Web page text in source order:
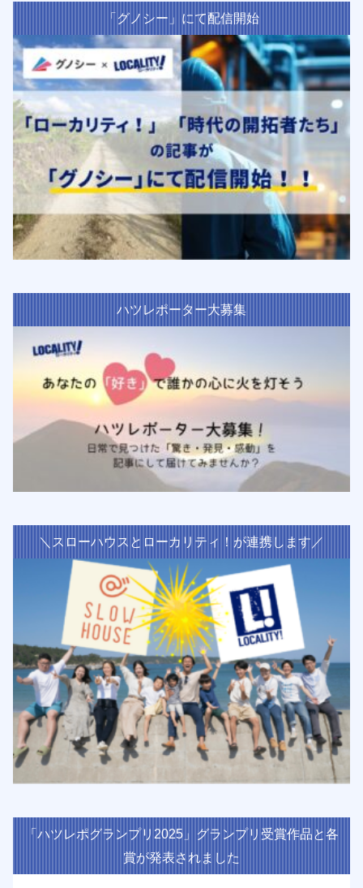
「グノシー」にて配信開始
ハツレポーター大募集
＼スローハウスとローカリティ！が連携します／
「ハツレポグランプリ2025」グランプリ受賞作品と各
賞が発表されました